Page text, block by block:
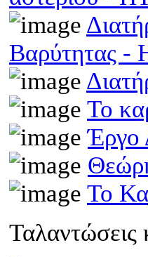
Βαρύτητας -
Το
Έργο
Το
Ταλαντώσεις